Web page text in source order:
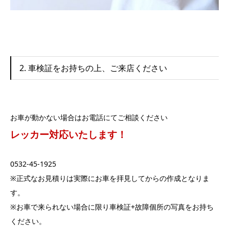
2. 車検証をお持ちの上、ご来店ください
お車が動かない場合はお電話にてご相談ください
レッカー対応いたします！
0532-45-1925
※正式なお見積りは実際にお車を拝見してからの作成となりま
す。
※お車で来られない場合に限り車検証+故障個所の写真をお持ち
ください。